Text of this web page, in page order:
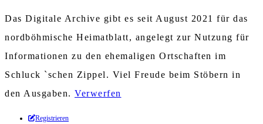
Das Digitale Archive gibt es seit August 2021 für das
nordböhmische Heimatblatt, angelegt zur Nutzung für
Informationen zu den ehemaligen Ortschaften im
Schluck `schen Zippel. Viel Freude beim Stöbern in
den Ausgaben. Verwerfen
Zum
Registrieren